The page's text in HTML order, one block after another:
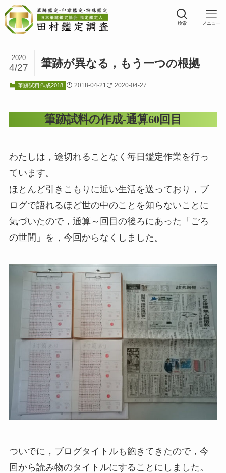
検索 メニュー
筆跡が異なる，もう一つの根拠
2020
4/27
筆跡試料作成2018 2018-04-21 2020-04-27
筆跡試料の作成-通算60回目
わたしは，途切れることなく毎日鑑定作業を行っ
ています。
ほとんど引きこもりに近い生活を送っており，ブ
ログで語れるほど世の中のことを知らないことに
気づいたので，通算～回目の後ろにあった「ごろ
の世間」を，今回からなくしました。
ついでに，ブログタイトルも飽きてきたので，今
回から読み物のタイトルにすることにしました。